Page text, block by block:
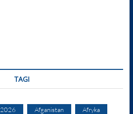
TAGI
2026 Afganistan Afryka